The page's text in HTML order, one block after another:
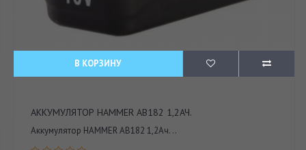
В КОРЗИНУ
АККУМУЛЯТОР HAMMER AВ182 1,2АЧ.
Аккумулятор HAMMER AВ182 1,2Ач. ..